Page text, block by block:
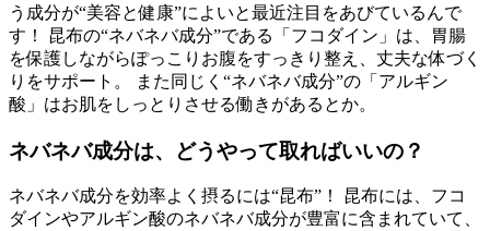
う成分が“美容と健康”によいと最近注目をあびているんで
す！ 昆布の“ネバネバ成分”である「フコダイン」は、胃腸
を保護しながらぽっこりお腹をすっきり整え、丈夫な体づく
りをサポート。 また同じく“ネバネバ成分”の「アルギン
酸」はお肌をしっとりさせる働きがあるとか。
ネバネバ成分は、どうやって取ればいいの？
ネバネバ成分を効率よく摂るには“昆布”！ 昆布には、フコ
ダインやアルギン酸のネバネバ成分が豊富に含まれていて、